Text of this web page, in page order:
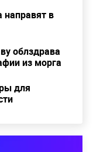
направят в
облздрава
из морга
для